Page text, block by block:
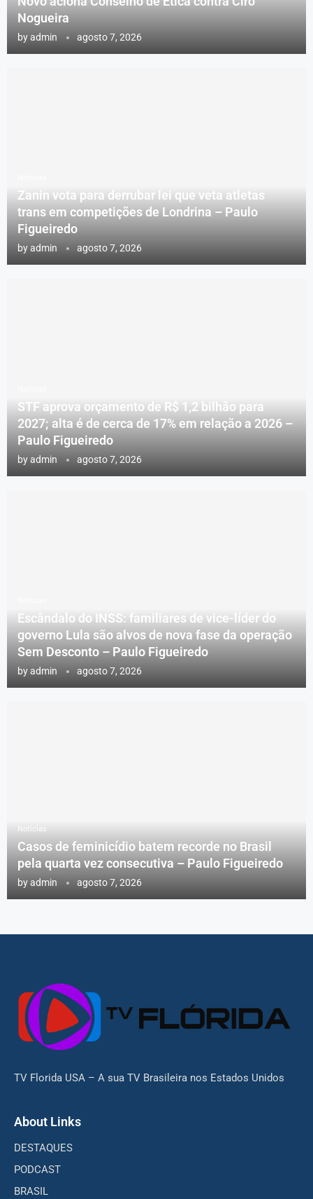
Nogueira
byadmin agosto 7, 2026
Zanin vota para derrubar lei que veta atletas
trans em competições de Londrina – Paulo
Figueiredo
byadmin agosto 7, 2026
STF aprova orçamento de R$ 1,2 bilhão para
2027; alta é de cerca de 17% em relação a 2026 –
Paulo Figueiredo
byadmin agosto 7, 2026
Escândalo do INSS: familiares de vice-líder do
governo Lula são alvos de nova fase da operação
Sem Desconto – Paulo Figueiredo
byadmin agosto 7, 2026
Notícias
Casos de feminicídio batem recorde no Brasil
pela quarta vez consecutiva – Paulo Figueiredo
byadmin agosto 7, 2026
TV Florida USA – A sua TV Brasileira nos Estados Unidos
About Links
DESTAQUES
PODCAST
BRASIL